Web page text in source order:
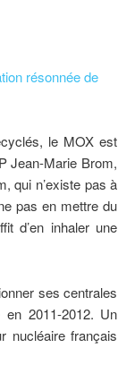
résonnée de
le MOX est
Jean-Marie Brom,
qui n’existe pas à
pas en mettre du
d’en inhaler une
ses centrales
en 2011-2012. Un
nucléaire français